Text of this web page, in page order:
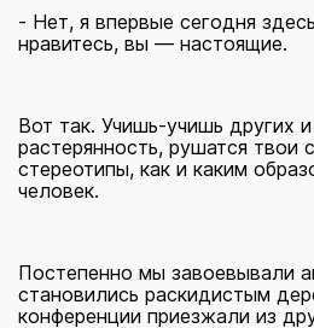
- Нет, я впервые сегодня
нравитесь, вы — настоящие.
Вот так. Учишь-учишь других
растерянность, рушатся твои
стереотипы, как и каким
человек.
Постепенно мы завоевывали
становились раскидистым
конференции приезжали из